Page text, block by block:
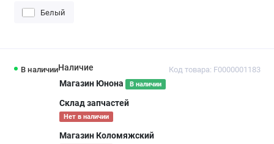
В наличии Код товара: F0000001183
Наличие
Магазин Юнона
В наличии
Склад запчастей
Нет в наличии
Магазин Коломяжский
Белый